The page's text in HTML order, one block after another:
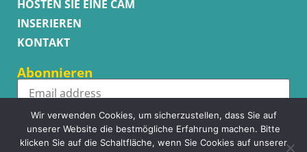
HOSTEN SIE EINE CAM
INSERIEREN
KONTAKT
Abonnieren
Subscribe
Wir verwenden Cookies, um sicherzustellen, dass Sie auf
unserer Website die bestmögliche Erfahrung machen. Bitte
klicken Sie auf die Schaltfläche, wenn Sie Cookies auf unserer